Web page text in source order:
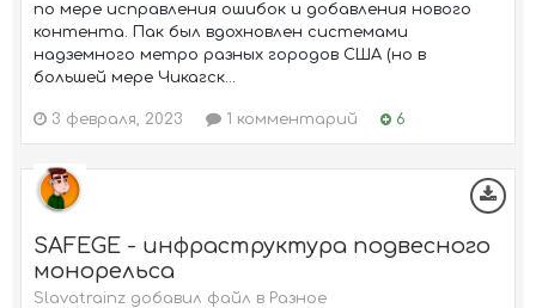
по мере исправления ошибок и добавления нового
контента. Пак был вдохновлен системами
надземного метро разных городов США (но в
большей мере Чикагск...
3 февраля, 2023 1 комментарий 6
SAFEGE - инфраструктура подвесного
монорельса
Slavatrainz добавил файл в Разное